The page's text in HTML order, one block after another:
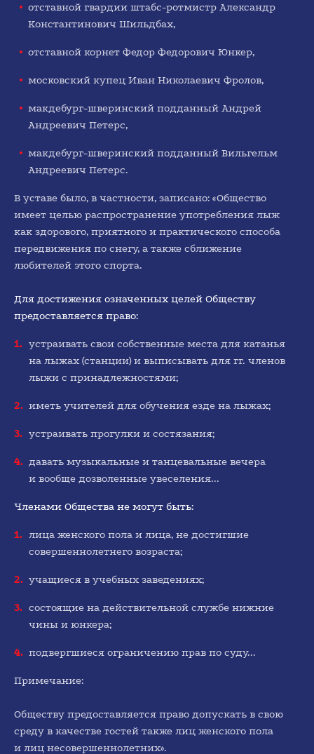
1940-е
1960-е
1990-е
отставной гвардии штабс-ротмистр Александр
Константинович Шильдбах,
отставной корнет Федор Федорович Юнкер,
московский купец Иван Николаевич Фролов,
макдебург-шверинский подданный Андрей
Андреевич Петерс,
макдебург-шверинский подданный Вильгельм
Андреевич Петерс.
В уставе было, в частности, записано: «Общество
имеет целью распространение употребления лыж
как здорового, приятного и практического способа
передвижения по снегу, а также сближение
любителей этого спорта.
Для достижения означенных целей Обществу
предоставляется право:
устраивать свои собственные места для катанья
на лыжах (станции) и выписывать для гг. членов
лыжи с принадлежностями;
иметь учителей для обучения езде на лыжах;
устраивать прогулки и состязания;
давать музыкальные и танцевальные вечера
и вообще дозволенные увеселения...
Членами Общества не могут быть:
лица женского пола и лица, не достигшие
совершеннолетнего возраста;
учащиеся в учебных заведениях;
состоящие на действительной службе нижние
чины и юнкера;
подвергшиеся ограничению прав по суду...
Примечание:
Обществу предоставляется право допускать в свою
среду в качестве гостей также лиц женского пола
и лиц несовершеннолетних».